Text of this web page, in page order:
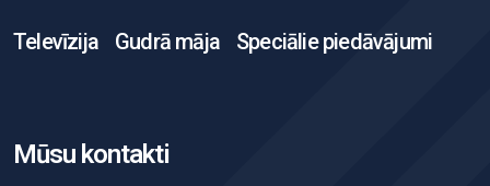
Televīzija Gudrā māja Speciālie piedāvājumi
Mūsu kontakti